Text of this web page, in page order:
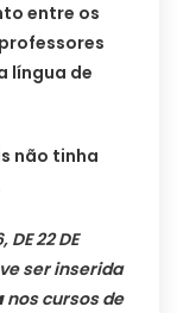
entre os
língua de
não tinha
DE 22 DE
ser inserida
nos cursos de